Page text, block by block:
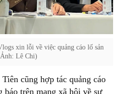
xin lỗi về việc quảng cáo lố sản
Lê Chi)
cũng hợp tác quảng cáo
báo trên mạng xã hội về sự